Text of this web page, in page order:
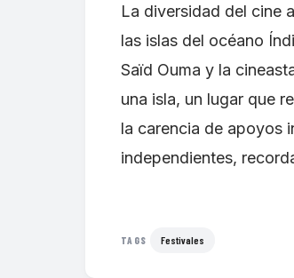
La diversidad del cine
las islas del océano
Saïd Ouma y la
una isla, un lugar que
la carencia de apoyos
independientes,
TAGS Festivales